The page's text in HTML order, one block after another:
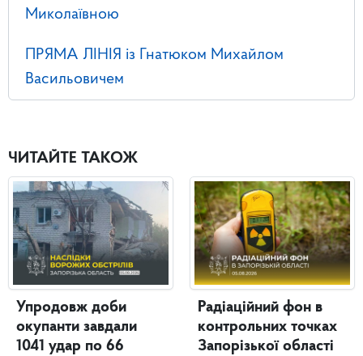
Миколаївною
ПРЯМА ЛІНІЯ із Гнатюком Михайлом
Васильовичем
ЧИТАЙТЕ ТАКОЖ
Упродовж доби
окупанти завдали
1041 удар по 66
Радіаційний фон в
контрольних точках
Запорізької області